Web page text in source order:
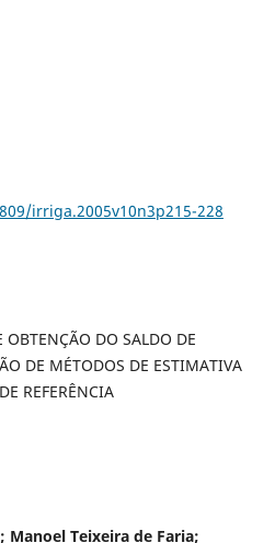
irriga.2005v10n3p215-228
DO SALDO DE
DE MÉTODOS DE ESTIMATIVA
REFERÊNCIA
Manoel Teixeira de Faria;